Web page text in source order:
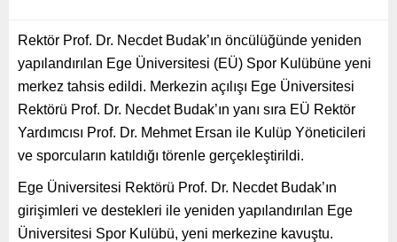
Rektör Prof. Dr. Necdet Budak’ın öncülüğünde yeniden
yapılandırılan Ege Üniversitesi (EÜ) Spor Kulübüne yeni
merkez tahsis edildi. Merkezin açılışı Ege Üniversitesi
Rektörü Prof. Dr. Necdet Budak’ın yanı sıra EÜ Rektör
Yardımcısı Prof. Dr. Mehmet Ersan ile Kulüp Yöneticileri
ve sporcuların katıldığı törenle gerçekleştirildi.
Ege Üniversitesi Rektörü Prof. Dr. Necdet Budak’ın
girişimleri ve destekleri ile yeniden yapılandırılan Ege
Üniversitesi Spor Kulübü, yeni merkezine kavuştu.